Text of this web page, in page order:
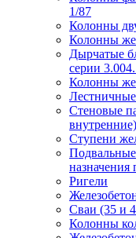
1/87
Колонны
Колонны
Дырчатые
серии
Колонны
Стеновые
внутренние)
Ступени
назначения
Ригели
Сваи (35 и
Колонны